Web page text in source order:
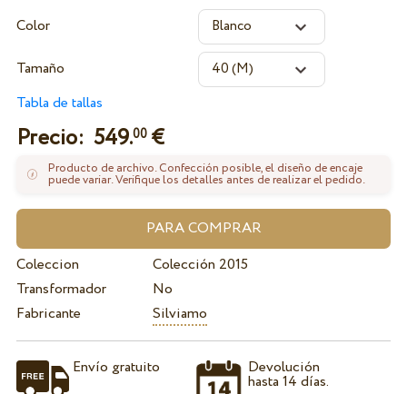
Color
Tamaño
Tabla de tallas
Precio: 549.00€
Producto de archivo. Confección posible, el diseño de encaje
puede variar. Verifique los detalles antes de realizar el pedido.
Coleccion
Colección 2015
Transformador
No
Fabricante
Silviamo
Envío gratuito Devolución
hasta 14 días.